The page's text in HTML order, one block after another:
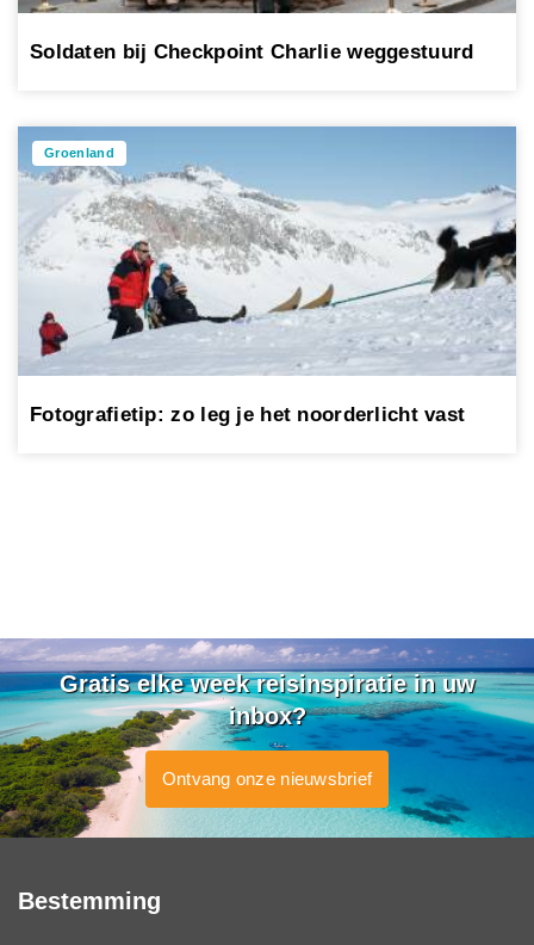
Soldaten bij Checkpoint Charlie weggestuurd
Groenland
Fotografietip: zo leg je het noorderlicht vast
Gratis elke week reisinspiratie in uw
inbox?
Ontvang onze nieuwsbrief
Bestemming